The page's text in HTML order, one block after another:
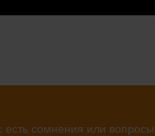
есть сомнения или